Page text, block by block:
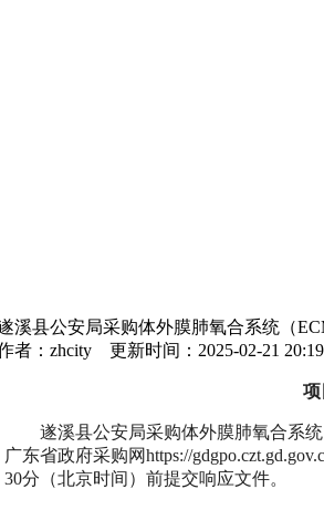
溪县公安局采购体外膜肺氧合系统（
者：zhcity 更新时间：2025-02-21
项
遂溪县公安局采购体外膜肺氧合系统
广东省政府采购网https://
30分（北京时间）前提交响应文件。